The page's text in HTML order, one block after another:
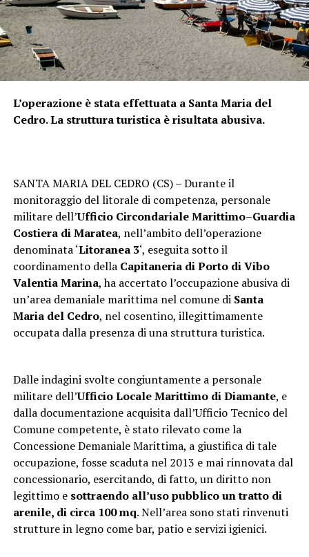
L’operazione è stata effettuata a Santa Maria del
Cedro. La struttura turistica è risultata abusiva.
SANTA MARIA DEL CEDRO (CS) – Durante il
monitoraggio del litorale di competenza, personale
militare dell’Ufficio Circondariale Marittimo–Guardia
Costiera di Maratea, nell’ambito dell’operazione
denominata ‘Litoranea 3‘, eseguita sotto il
coordinamento della Capitaneria di Porto di Vibo
Valentia Marina,ha accertato l’occupazione abusiva di
un’area demaniale marittima nel comune di Santa
Maria del Cedro, nel cosentino, illegittimamente
occupata dalla presenza di una struttura turistica.
Dalle indagini svolte congiuntamente a personale
militare dell’Ufficio Locale Marittimo di Diamante, e
dalla documentazione acquisita dall’Ufficio Tecnico del
Comune competente, è stato rilevato come la
Concessione Demaniale Marittima, a giustifica di tale
occupazione, fosse scaduta nel 2013 e mai rinnovata dal
concessionario, esercitando, di fatto, un diritto non
legittimo esottraendo all’uso pubblico un tratto di
arenile, di circa 100 mq. Nell’area sono stati rinvenuti
strutture in legno come bar, patio e servizi igienici.